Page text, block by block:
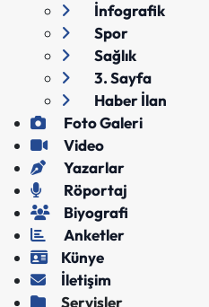
İnfografik
Spor
Sağlık
3. Sayfa
Haber İlan
Foto Galeri
Video
Yazarlar
Röportaj
Biyografi
Anketler
Künye
İletişim
Servisler